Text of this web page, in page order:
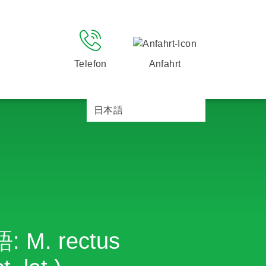
Telefon Anfahrt
日本語
: M. rectus